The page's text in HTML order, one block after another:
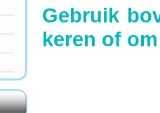
Gebruik
keren of